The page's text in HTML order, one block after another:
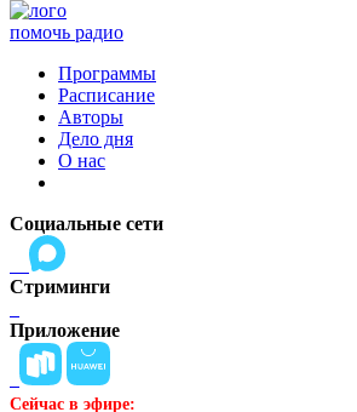
помочь радио
Программы
Расписание
Авторы
Дело дня
О нас
Социальные сети
Стриминги
Приложение
Сейчас в эфире: